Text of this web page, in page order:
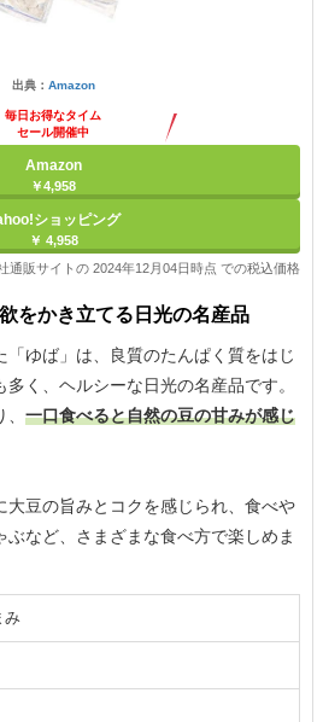
出典： Amazon
毎日お得なタイム
セール開催中
Amazon
￥4,958
ショッピング
￥ 4,958
通販サイトの 2024年12月04日時点 での税込価格
をかき立てる日光の名産品
「ゆば」は、良質のたんぱく質をはじ
く、ヘルシーな日光の名産品です。
一口食べると自然の豆の甘みが感じ
大豆の旨みとコクを感じられ、食べや
など、さまざまな食べ方で楽しめま
み